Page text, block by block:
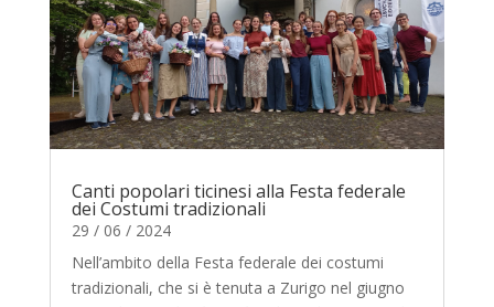
Canti popolari ticinesi alla Festa federale
dei Costumi tradizionali
29 / 06 / 2024
Nell’ambito della Festa federale dei costumi
tradizionali, che si è tenuta a Zurigo nel giugno